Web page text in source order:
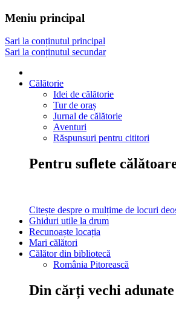
Meniu principal
Sari la conținutul principal
Sari la conținutul secundar
Călătorie
Idei de călătorie
Tur de oraș
Jurnal de călătorie
Aventuri
Răspunsuri pentru cititori
Pentru suflete
Citește despre o mulțime de locuri
Ghiduri utile la drum
Recunoaște locația
Mari călători
Călător din bibliotecă
România Pitorească
Din cărți vechi adunate